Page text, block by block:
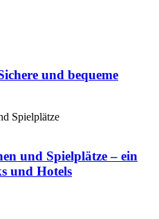
und bequeme
und Spielplätze – ein
und Hotels